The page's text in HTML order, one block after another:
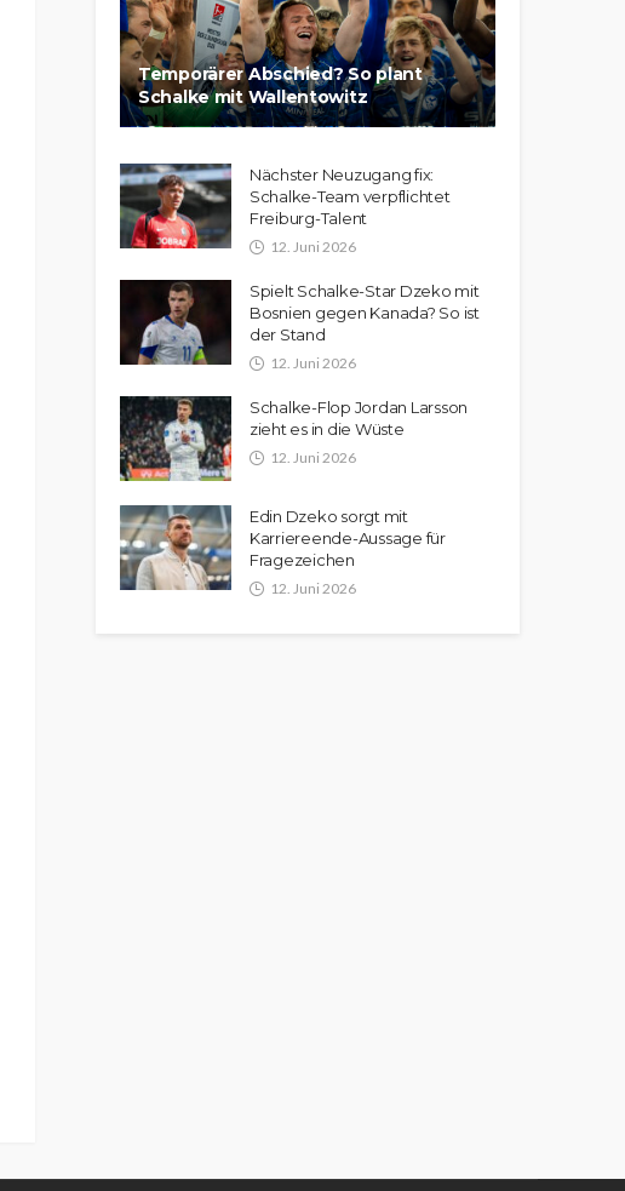
Temporärer Abschied? So plant
Schalke mit Wallentowitz
Nächster Neuzugang fix:
Schalke-Team verpflichtet
Freiburg-Talent
12. Juni 2026
Spielt Schalke-Star Dzeko mit
Bosnien gegen Kanada? So ist
der Stand
12. Juni 2026
Schalke-Flop Jordan Larsson
zieht es in die Wüste
12. Juni 2026
Edin Dzeko sorgt mit
Karriereende-Aussage für
Fragezeichen
12. Juni 2026